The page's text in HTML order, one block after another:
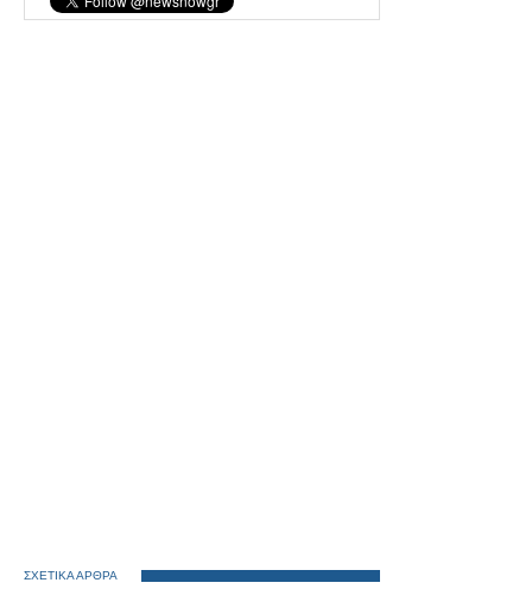
ΣΧΕΤΙΚΑ ΑΡΘΡΑ